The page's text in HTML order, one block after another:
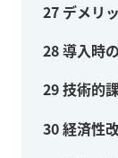
27 デメリ
28導入時
29技術的
30経済性